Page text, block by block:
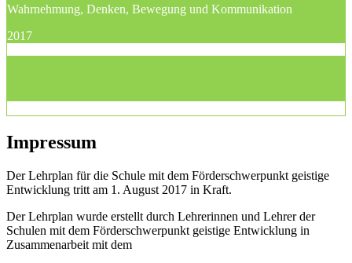
Wahrnehmung, Denken, Bewegung und Kommunikation
2017
Impressum
Der Lehrplan für die Schule mit dem Förderschwerpunkt geistige
Entwicklung tritt am 1. August 2017 in Kraft.
Der Lehrplan wurde erstellt durch Lehrerinnen und Lehrer der
Schulen mit dem Förderschwerpunkt geistige Entwicklung in
Zusammenarbeit mit dem